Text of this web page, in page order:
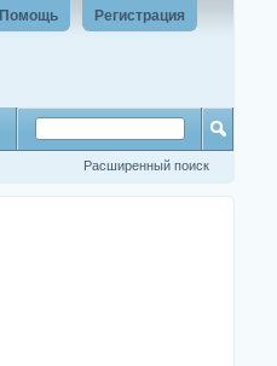
Регистрация
Помощь
Расширенный поиск